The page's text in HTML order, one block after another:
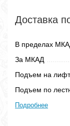
Доставка
В пределах
За МКАД
Подъем на
Подъем по
Подробнее